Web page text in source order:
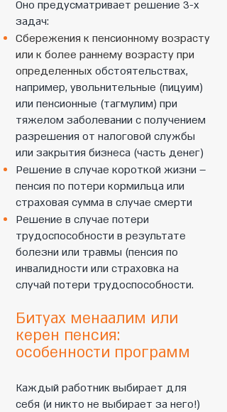
Оно предусматривает решение 3-х
задач:
Сбережения к пенсионному возрасту
или к более раннему возрасту при
определенных обстоятельствах,
например, увольнительные (пицуим)
или пенсионные (тагмулим) при
тяжелом заболевании с получением
разрешения от налоговой службы
или закрытия бизнеса (часть денег)
Решение в случае короткой жизни –
пенсия по потери кормильца или
страховая сумма в случае смерти
Решение в случае потери
трудоспособности в результате
болезни или травмы (пенсия по
инвалидности или страховка на
случай потери трудоспособности.
Битуах менаалим или
керен пенсия:
особенности программ
Каждый работник выбирает для
себя (и никто не выбирает за него!)